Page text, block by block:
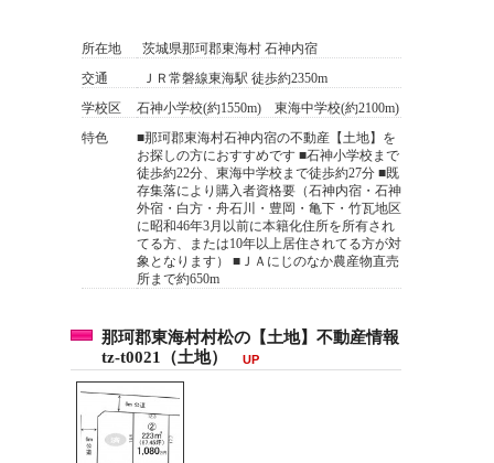
所在地
茨城県那珂郡東海村 石神内宿
交通
ＪＲ常磐線東海駅 徒歩約2350m
学校区
石神小学校(約1550m) 東海中学校(約2100m)
特色
■那珂郡東海村石神内宿の不動産【土地】を
お探しの方におすすめです ■石神小学校まで
徒歩約22分、東海中学校まで徒歩約27分 ■既
存集落により購入者資格要（石神内宿・石神
外宿・白方・舟石川・豊岡・亀下・竹瓦地区
に昭和46年3月以前に本籍化住所を所有され
てる方、または10年以上居住されてる方が対
象となります） ■ＪＡにじのなか農産物直売
所まで約650m
那珂郡東海村村松の【土地】不動産情報
tz-t0021（土地）
UP